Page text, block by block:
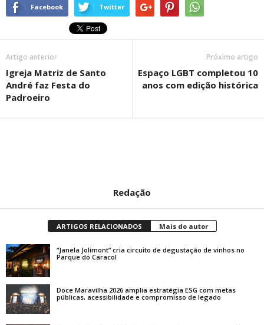
Facebook Twitter
Artigo anterior
Igreja Matriz de Santo
André faz Festa do
Padroeiro
Próximo artigo
Espaço LGBT completou 10
anos com edição histórica
Redação
ARTIGOS RELACIONADOS Mais do autor
“Janela Jolimont” cria circuito de degustação de vinhos no
Parque do Caracol
Doce Maravilha 2026 amplia estratégia ESG com metas
públicas, acessibilidade e compromisso de legado